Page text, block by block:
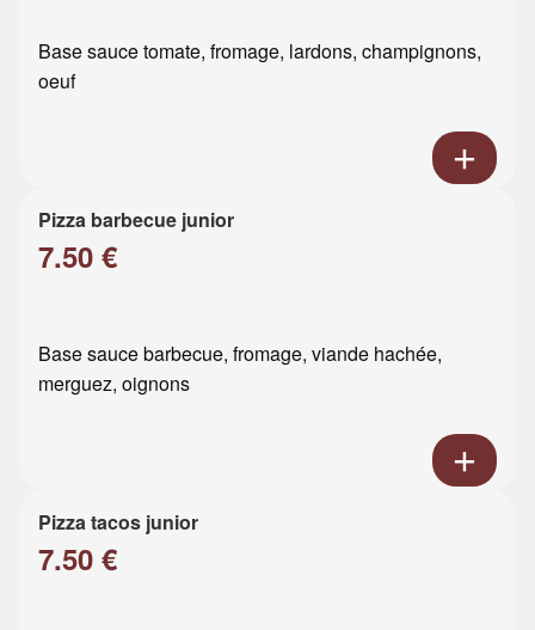
Base sauce tomate, fromage, lardons, champignons,
oeuf
Pizza barbecue junior
7.50 €
Base sauce barbecue, fromage, viande hachée,
merguez, oignons
Pizza tacos junior
7.50 €